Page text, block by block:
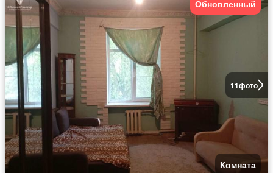
11фото
Обновленный
Комната